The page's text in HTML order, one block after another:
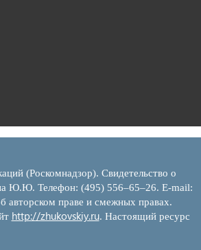
(Роскомнадзор). Свидетельство о
Ю.Ю. Телефон: (495) 556–65–26. E‑mail:
авторском праве и смежных правах.
http://zhukovskiy.ru. Настоящий ресурс